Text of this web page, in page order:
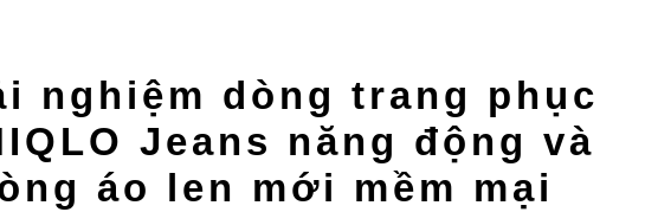
nghiệm dòng trang phục
Jeans năng động và
áo len mới mềm mại